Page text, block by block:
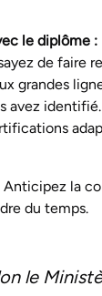
le diplôme :
de faire
grandes
avez identifié.
Anticipez la
du temps.
le